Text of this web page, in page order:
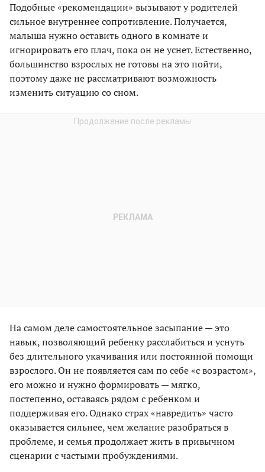
Подобные «рекомендации» вызывают у родителей
сильное внутреннее сопротивление. Получается,
малыша нужно оставить одного в комнате и
игнорировать его плач, пока он не уснет. Естественно,
большинство взрослых не готовы на это пойти,
поэтому даже не рассматривают возможность
изменить ситуацию со сном.
На самом деле самостоятельное засыпание — это
навык, позволяющий ребенку расслабиться и уснуть
без длительного укачивания или постоянной помощи
взрослого. Он не появляется сам по себе «с возрастом»,
его можно и нужно формировать — мягко,
постепенно, оставаясь рядом с ребенком и
поддерживая его. Однако страх «навредить» часто
оказывается сильнее, чем желание разобраться в
проблеме, и семья продолжает жить в привычном
сценарии с частыми пробуждениями.